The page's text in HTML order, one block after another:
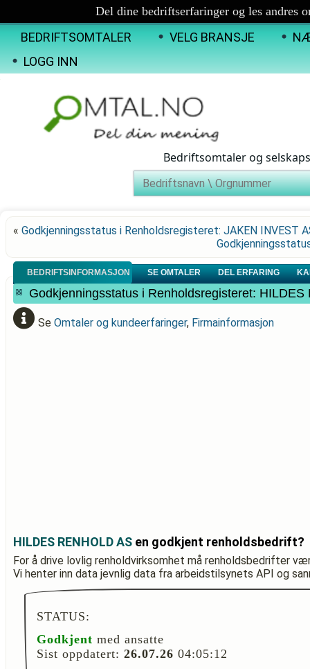
Del dine bedriftserfaringer og les andres
BEDRIFTSOMTALER VELG BRANSJE
LOGG INN
Bedriftsomtaler og
« Godkjenningsstatus i Renholdsregisteret: JAKEN INVEST
BEDRIFTSINFORMASJON SE OMTALER DEL ERFARING
Godkjenningsstatus i Renholdsregisteret: HILDES
Se Omtaler og kundeerfaringer, Firmainformasjon
HILDES RENHOLD AS en godkjent renholdsbedrift?
For å drive lovlig renholdvirksomhet må renholdsbedrifter
Vi henter inn data jevnlig data fra arbeidstilsynets API og
STATUS:
Godkjent med ansatte
Sist oppdatert: 26.07.26 04:05:12